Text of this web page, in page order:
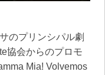
のプリンシパル劇
協会からのプロモ
Mia! Volvemos